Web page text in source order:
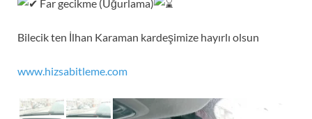
Far gecikme (Uğurlama)
Bilecik ten İlhan Karaman kardeşimize hayırlı olsun
www.hizsabitleme.com